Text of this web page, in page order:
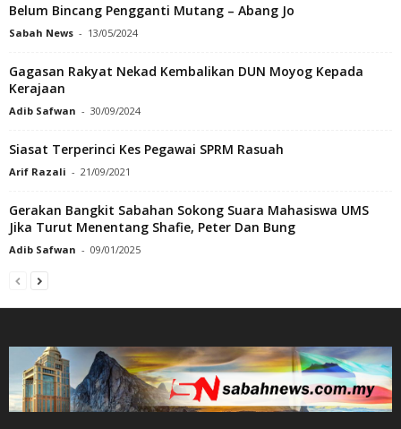
Belum Bincang Pengganti Mutang – Abang Jo
Sabah News - 13/05/2024
Gagasan Rakyat Nekad Kembalikan DUN Moyog Kepada
Kerajaan
Adib Safwan - 30/09/2024
Siasat Terperinci Kes Pegawai SPRM Rasuah
Arif Razali - 21/09/2021
Gerakan Bangkit Sabahan Sokong Suara Mahasiswa UMS
Jika Turut Menentang Shafie, Peter Dan Bung
Adib Safwan - 09/01/2025